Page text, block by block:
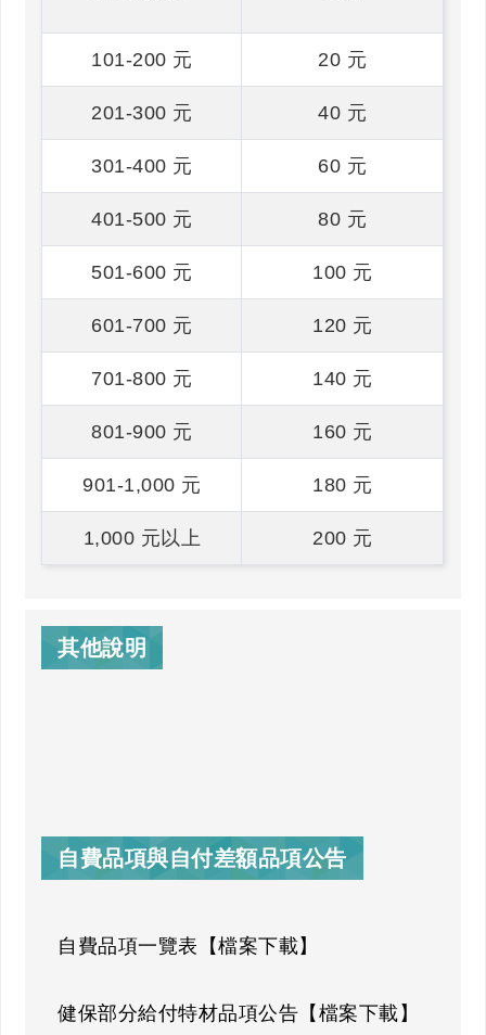
101-200 元 20 元
201-300 元 40 元
301-400 元 60 元
401-500 元 80 元
501-600 元 100 元
601-700 元 120 元
701-800 元 140 元
801-900 元 160 元
901-1,000 元 180 元
1,000 元以上 200 元
其他說明
自費品項與自付差額品項公告
自費品項一覽表【檔案下載】
健保部分給付特材品項公告【檔案下載】